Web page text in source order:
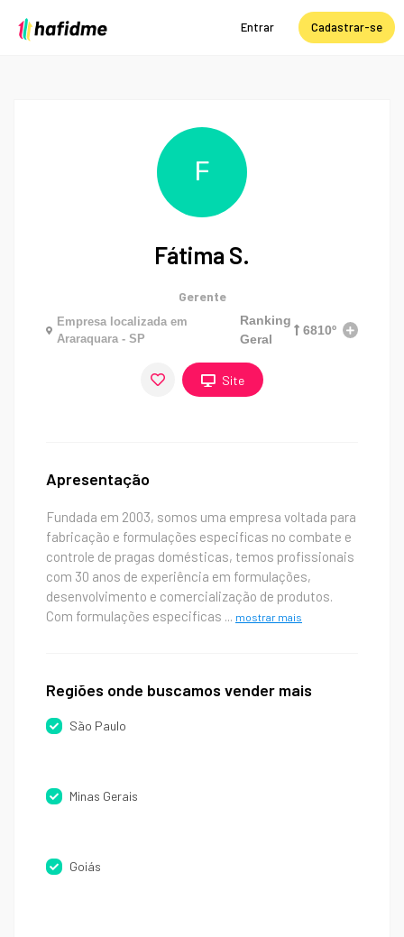
Entrar Cadastrar-se
F
Fátima S.
Gerente
Empresa localizada em
Araraquara - SP
Ranking
Geral
6810º
Site
Apresentação
Fundada em 2003, somos uma empresa voltada para
fabricação e formulações especificas no combate e
controle de pragas domésticas, temos profissionais
com 30 anos de experiência em formulações,
desenvolvimento e comercialização de produtos.
Com formulações especificas ... mostrar mais
Regiões onde buscamos vender mais
São Paulo
Minas Gerais
Goiás